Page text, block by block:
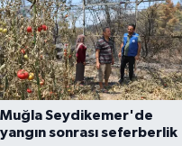
Muğla Seydikemer'de
yangın sonrası seferberlik